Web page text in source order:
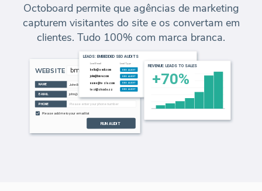
Octoboard permite que agências de marketing
capturem visitantes do site e os convertam em
clientes. Tudo 100% com marca branca.